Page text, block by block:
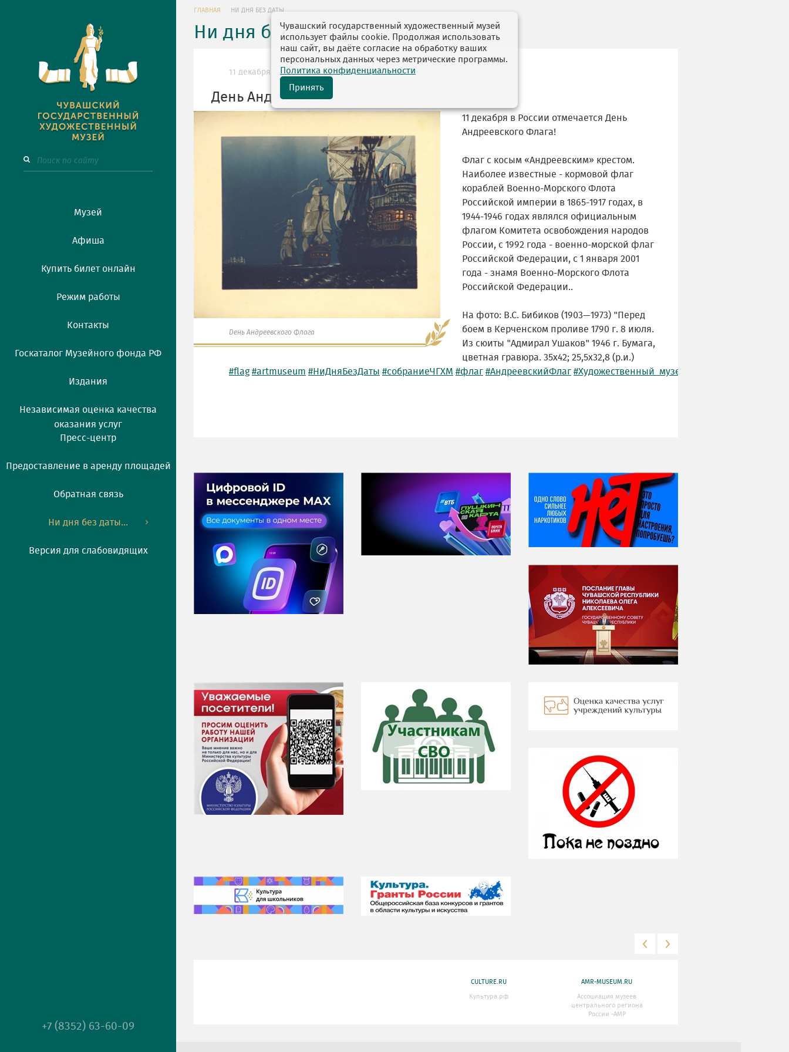
Музей
Афиша
Купить билет онлайн
Режим работы
Контакты
Госкаталог Музейного фонда РФ
Издания
Независимая оценка качества
оказания услуг
Пресс-центр
Предоставление в аренду площадей
Обратная связь
Ни дня без даты...
Версия для слабовидящих
+7 (8352) 63-60-09
ГЛАВНАЯ НИ ДНЯ БЕЗ ДАТЫ
Ни дня без даты
11 декабря
День Андреевского Флага
День Андреевского Флага
11 декабря в России отмечается День
Андреевского Флага!
Флаг с косым «Андреевским» крестом.
Наиболее известные - кормовой флаг
кораблей Военно-Морского Флота
Российской империи в 1865-1917 годах, в
1944-1946 годах являлся официальным
флагом Комитета освобождения народов
России, с 1992 года - военно-морской флаг
Российской Федерации, с 1 января 2001
года - знамя Военно-Морского Флота
Российской Федерации..
На фото: В.С. Бибиков (1903—1973) "Перед
боем в Керченском проливе 1790 г. 8 июля.
Из сюиты "Адмирал Ушаков" 1946 г. Бумага,
цветная гравюра. 35х42; 25,5х32,8 (р.и.)
#flag #artmuseum #НиДняБезДаты #собраниеЧГХМ #флаг #АндреевскийФлаг #Художественный_музей
НИ ДНЯ БЕЗ ДАТЫ...
07 августа
Я встретил вас – и
всё былое...
CULTURE.RU
Культура.рф
AMR-MUSEUM.RU
Ассоциация музеев
центрального региона
России -АМР
Чувашский государственный художественный музей
использует файлы cookie. Продолжая использовать
наш сайт, вы даёте согласие на обработку ваших
персональных данных через метрические программы.
Политика конфиденциальности
Принять